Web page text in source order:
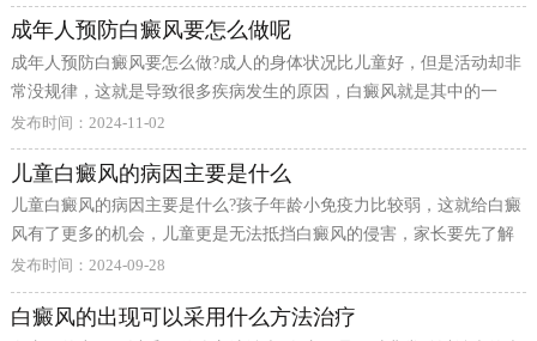
成年人预防白癜风要怎么做呢
成年人预防白癜风要怎么做?成人的身体状况比儿童好，但是活动却非
常没规律，这就是导致很多疾病发生的原因，白癜风就是其中的一
种，今社会压力大，各种疾病会不断地袭击你，所以预防疾病成为我
们的需要，那么，成年人预防白癜风要怎么做呢?
发布时间：2024-11-02
儿童白癜风的病因主要是什么
儿童白癜风的病因主要是什么?孩子年龄小免疫力比较弱，这就给白癜
风有了更多的机会，儿童更是无法抵挡白癜风的侵害，家长要先了解
白癜风的发病因素，才能有效的治疗白癜风。那么儿童白癜风的病因
主要是什么呢?
发布时间：2024-09-28
白癜风的出现可以采用什么方法治疗